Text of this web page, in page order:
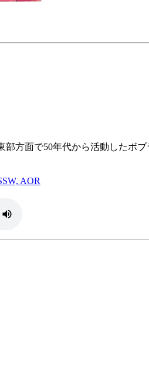
方面で50年代から活動したボ
AOR